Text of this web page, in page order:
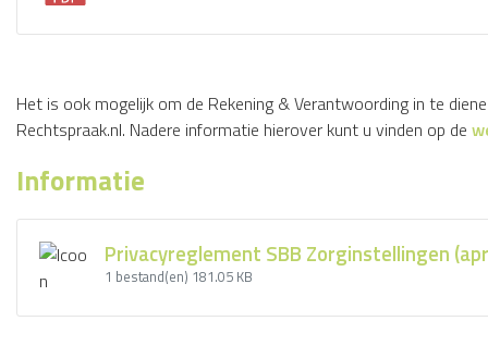
Het is ook mogelijk om de Rekening & Verantwoording in te
Rechtspraak.nl. Nadere informatie hierover kunt u vinden op de
Informatie
Privacyreglement SBB Zorginstellingen
1 bestand(en) 181.05 KB